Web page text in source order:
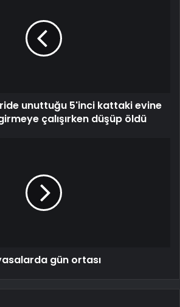
unuttuğu 5'inci kattaki evine
çalışırken düşüp öldü
gün ortası